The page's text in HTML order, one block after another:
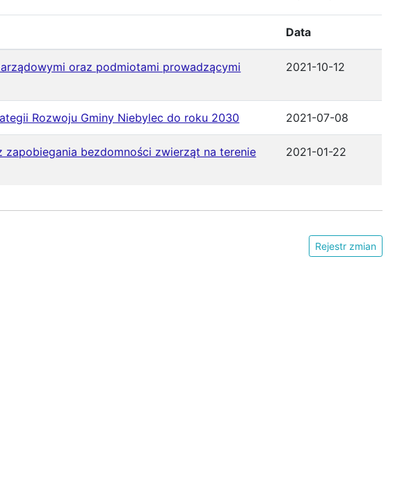
Data
oraz podmiotami prowadzącymi
2021-10-12
Rozwoju Gminy Niebylec do roku 2030 2021-07-08
bezdomności zwierząt na terenie
2021-01-22
Rejestr zmian